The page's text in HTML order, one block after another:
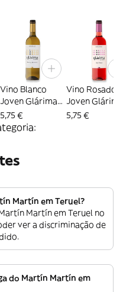
Vino Blanco
Joven Glárima
D.O Somontano
(75 Cl.)
5,75 €
Vino Rosado
Joven Glárima
D.O.
5,75 €
Martín em Teruel?
Martín em Teruel no
ver a discriminação de
do Martín Martín em